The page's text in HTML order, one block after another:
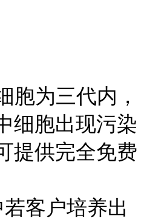
胞为三代内，
细胞出现污染
提供完全免费
客户培养出